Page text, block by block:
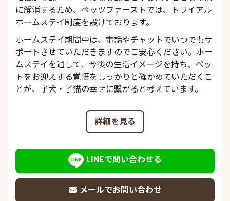
に解消するため、ペッツファーストでは、トライアル
ホームステイ制度を設けております。
ホームステイ期間中は、電話やチャットでいつでもサ
ポートさせていただきますのでご安心ください。ホー
ムステイを通して、今後の生活イメージを持ち、ペッ
トをお迎えする覚悟をしっかりと確かめていただくこ
とが、子犬・子猫の幸せに繋がると考えています。
詳細を見る
LINEで問い合わせる
メールでお問い合わせ